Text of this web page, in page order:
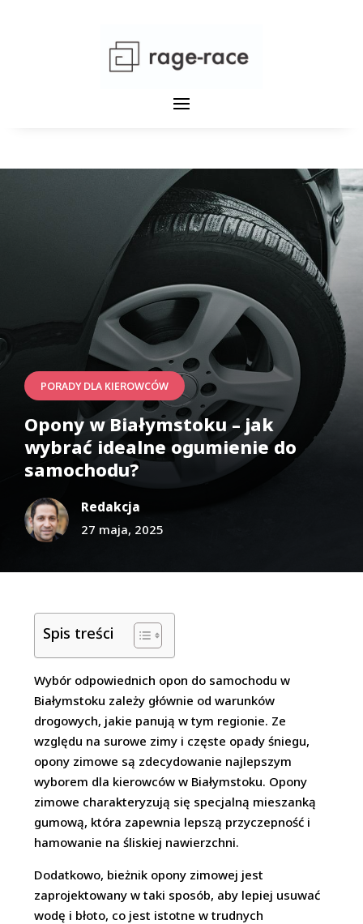
PORADY DLA KIEROWCÓW
Opony w Białymstoku – jak
wybrać idealne ogumienie do
samochodu?
Redakcja
27 maja, 2025
Spis treści
Wybór odpowiednich opon do samochodu w
Białymstoku zależy głównie od warunków
drogowych, jakie panują w tym regionie. Ze
względu na surowe zimy i częste opady śniegu,
opony zimowe są zdecydowanie najlepszym
wyborem dla kierowców w Białymstoku. Opony
zimowe charakteryzują się specjalną mieszanką
gumową, która zapewnia lepszą przyczepność i
hamowanie na śliskiej nawierzchni.
Dodatkowo, bieżnik opony zimowej jest
zaprojektowany w taki sposób, aby lepiej usuwać
wodę i błoto, co jest istotne w trudnych